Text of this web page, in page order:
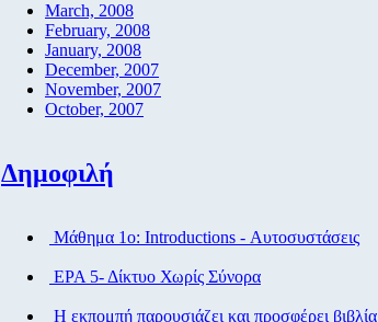
March, 2008
February, 2008
January, 2008
December, 2007
November, 2007
October, 2007
Δημοφιλή
Μάθημα 1ο: Introductions - Αυτοσυστάσεις
ΕΡΑ 5- Δίκτυο Χωρίς Σύνορα
Η εκπομπή παρουσιάζει και προσφέρει βιβλία